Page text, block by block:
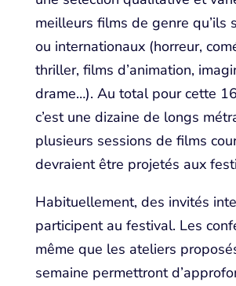
meilleurs films de genre qu’ils
ou internationaux (horreur,
thriller, films d’animation,
drame…). Au total pour cette
c’est une dizaine de longs
plusieurs sessions de films
devraient être projetés aux
Habituellement, des invités
participent au festival. Les
même que les ateliers
semaine permettront